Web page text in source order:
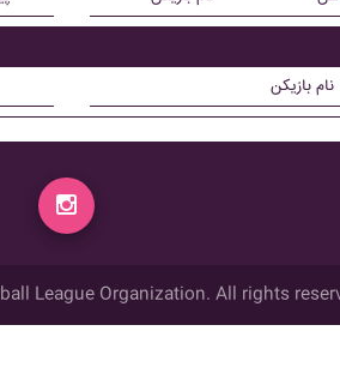
نام بازیکن
League Organization. All rights